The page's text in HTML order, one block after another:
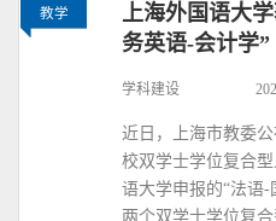
教学
上海外国语大
务英语-会计学”
学科建设
近日，上海市教委
校双学士学位复合
语大学申报的“法语-
两个双学士学位复